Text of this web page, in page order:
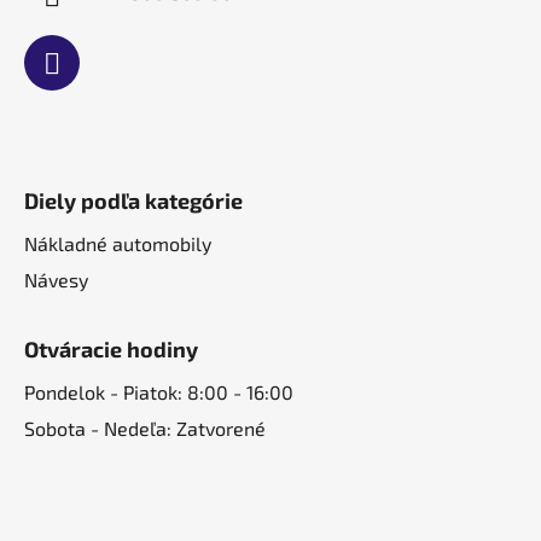
Diely podľa kategórie
Nákladné automobily
Návesy
Otváracie hodiny
Pondelok - Piatok: 8:00 - 16:00
Sobota - Nedeľa: Zatvorené